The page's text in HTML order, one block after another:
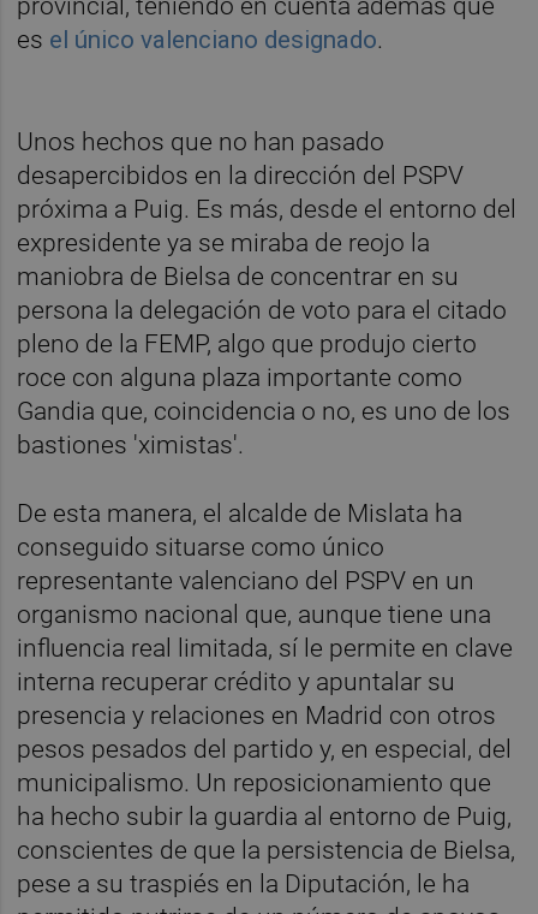
es el único valenciano designado.
Unos hechos que no han pasado
desapercibidos en la dirección del PSPV
próxima a Puig. Es más, desde el entorno del
expresidente ya se miraba de reojo la
maniobra de Bielsa de concentrar en su
persona la delegación de voto para el citado
pleno de la FEMP, algo que produjo cierto
roce con alguna plaza importante como
Gandia que, coincidencia o no, es uno de los
bastiones 'ximistas'.
De esta manera, el alcalde de Mislata ha
conseguido situarse como único
representante valenciano del PSPV en un
organismo nacional que, aunque tiene una
influencia real limitada, sí le permite en clave
interna recuperar crédito y apuntalar su
presencia y relaciones en Madrid con otros
pesos pesados del partido y, en especial, del
municipalismo. Un reposicionamiento que
ha hecho subir la guardia al entorno de Puig,
conscientes de que la persistencia de Bielsa,
pese a su traspiés en la Diputación, le ha